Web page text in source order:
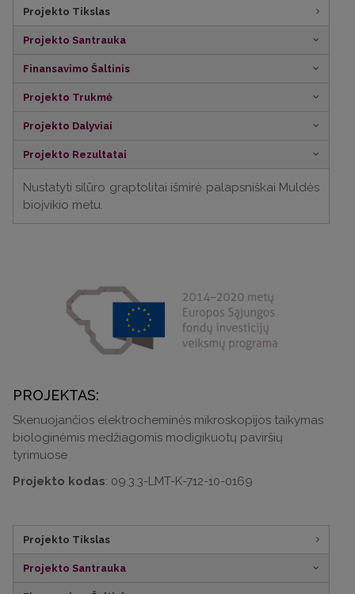
Projekto Tikslas
Projekto Santrauka
Finansavimo Šaltinis
Projekto Trukmė
Projekto Dalyviai
Projekto Rezultatai
Nustatyti silūro graptolitai išmirė palapsniškai Muldės
bioįvikio metu.
PROJEKTAS:
Skenuojančios elektrocheminės mikroskopijos taikymas
biologinėmis medžiagomis modigikuotų paviršių
tyrimuose
Projekto kodas: 09.3.3-LMT-K-712-10-0169
Projekto Tikslas
Projekto Santrauka